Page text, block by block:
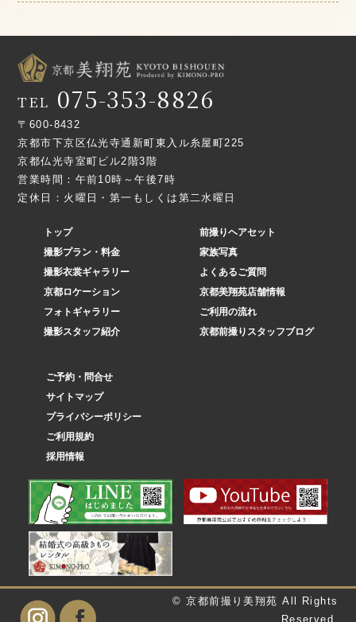
TEL 075-353-8826
〒600-8432
京都市下京区仏光寺通新町東入ル糸屋町225
京都仏光寺室町ビル2階3階
営業時間：午前10時～午後7時
定休日：火曜日・第一もしくは第二水曜日
トップ
撮影プラン・料金
撮影衣裳ギャラリー
京都ロケーション
フォトギャラリー
撮影スタッフ紹介
前撮りヘアセット
家族写真
よくあるご質問
京都美翔苑店舗情報
ご利用の流れ
京都前撮りスタッフブログ
ご予約・問合せ
サイトマップ
プライバシーポリシー
ご利用規約
採用情報
© 京都前撮り美翔苑 All Rights
Reserved.